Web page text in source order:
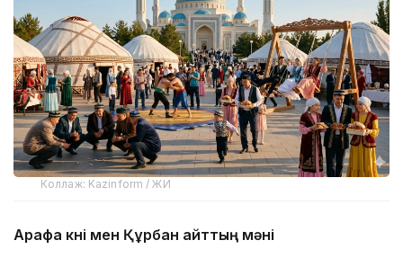
Коллаж: Kazinform / ЖИ
Арафа күні мен Құрбан айттың мәні